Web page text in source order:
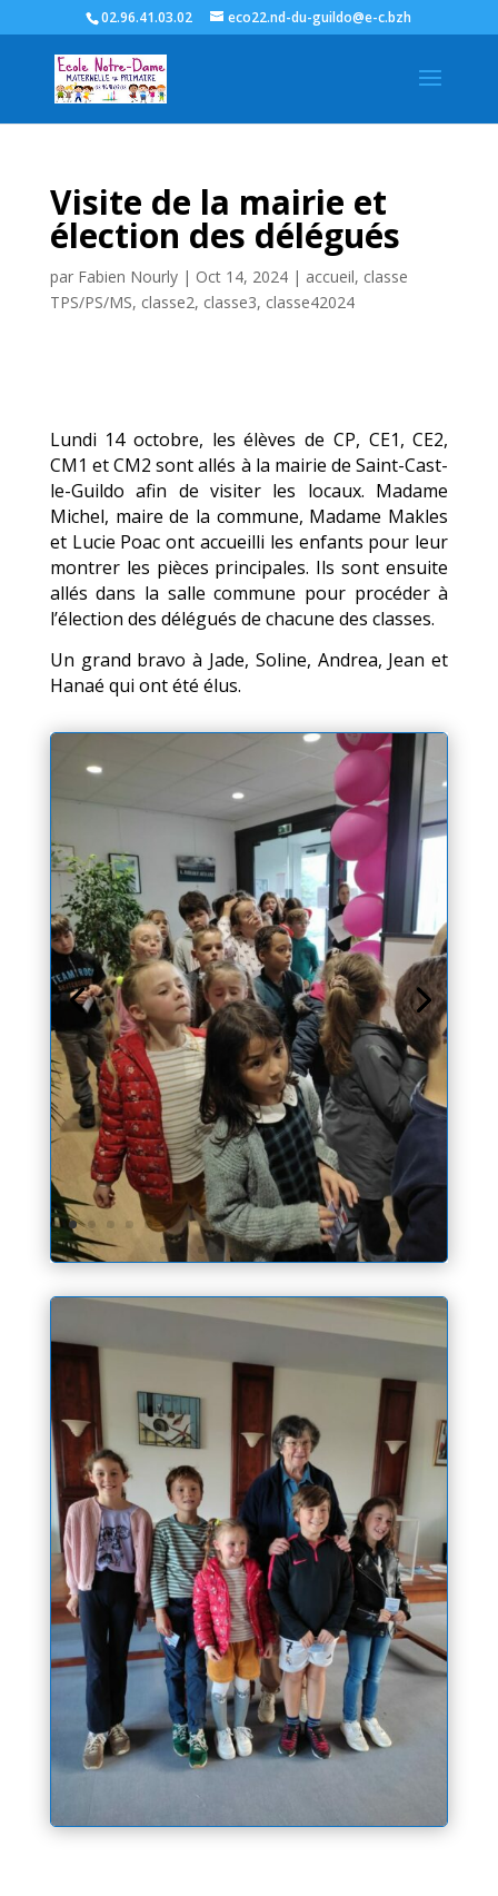
02.96.41.03.02 eco22.nd-du-guildo@e-c.bzh
Visite de la mairie et
élection des délégués
par Fabien Nourly| Oct 14, 2024| accueil, classe
TPS/PS/MS, classe2, classe3, classe42024
Lundi 14 octobre, les élèves de CP, CE1, CE2,
CM1 et CM2 sont allés à la mairie de Saint-Cast-
le-Guildo afin de visiter les locaux. Madame
Michel, maire de la commune, Madame Makles
et Lucie Poac ont accueilli les enfants pour leur
montrer les pièces principales. Ils sont ensuite
allés dans la salle commune pour procéder à
l’élection des délégués de chacune des classes.
Un grand bravo à Jade, Soline, Andrea, Jean et
Hanaé qui ont été élus.